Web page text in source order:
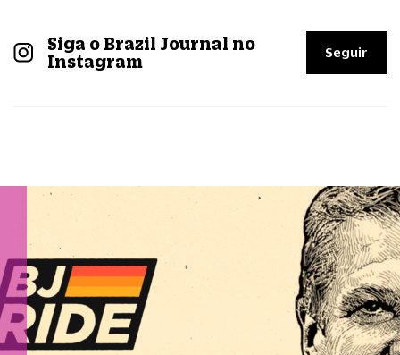
Siga o Brazil Journal no
Instagram
Seguir